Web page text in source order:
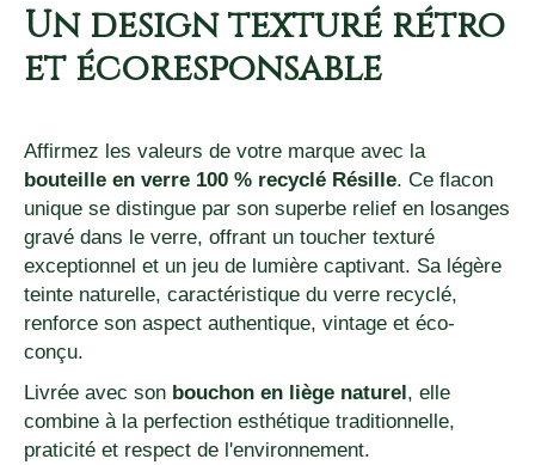
Un design texturé rétro
et écoresponsable
Affirmez les valeurs de votre marque avec la
bouteille en verre 100 % recyclé Résille. Ce flacon
unique se distingue par son superbe relief en losanges
gravé dans le verre, offrant un toucher texturé
exceptionnel et un jeu de lumière captivant. Sa légère
teinte naturelle, caractéristique du verre recyclé,
renforce son aspect authentique, vintage et éco-
conçu.
Livrée avec son bouchon en liège naturel, elle
combine à la perfection esthétique traditionnelle,
praticité et respect de l'environnement.